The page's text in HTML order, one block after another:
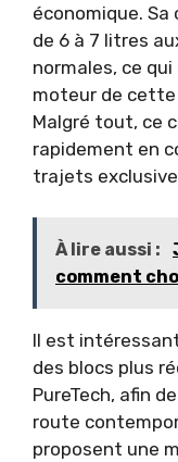
économique.
de 6 à 7 litres
normales, ce
moteur de
Malgré tout, ce
rapidement en
trajets
À lire aussi :
comment
Il est
des blocs plus
PureTech, afin
route
proposent une